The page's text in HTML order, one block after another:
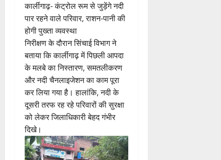
कार्लीगाढ़- कंट्रोल रूम से जुड़ेंगे नदी
पार रहने वाले परिवार, राशन-पानी की
होगी पुख्ता व्यवस्था
निरीक्षण के दौरान सिंचाई विभाग ने
बताया कि कार्लीगाढ़ में पिछली आपदा
के मलबे का निस्तारण, समतलीकरण
और नदी चैनलाइजेशन का काम पूरा
कर लिया गया है। हालांकि, नदी के
दूसरी तरफ रह रहे परिवारों की सुरक्षा
को लेकर जिलाधिकारी बेहद गंभीर
दिखे।